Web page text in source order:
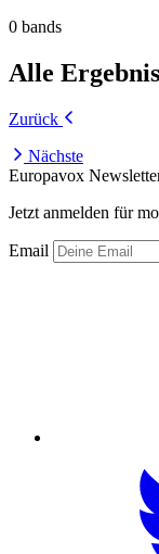
0 bands
Alle
Zurück
Nächste
Europavox
Jetzt anmelden für
Email